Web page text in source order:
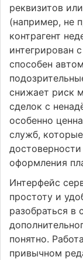
реквизитов
(например, не
контрагент
интегрирован
способен
снижает риск
сделок с
особенно
служб,
оформления
Интерфейс
простоту и
разобраться в
понятно.
привычном